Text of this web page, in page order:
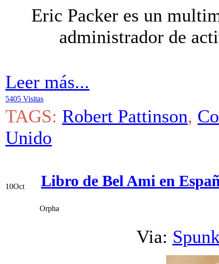
Eric Packer es un
administrador de
Leer más...
5405 Visitas
TAGS: Robert Pattinson,
Unido
10Oct Libro de Bel Ami en
Orpha
Via: